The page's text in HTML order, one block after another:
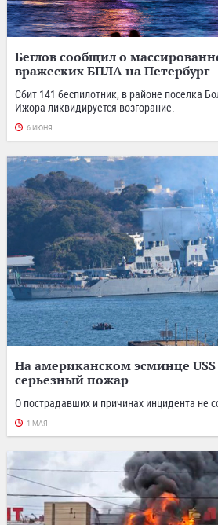
Беглов сообщил о
вражеских БПЛА на Петербург
Сбит 141 беспилотник, в районе поселка
Ижора ликвидируется возгорание.
6 ИЮНЯ
На американском эсминце USS
серьезный пожар
О пострадавших и причинах инцидента не
1 МАЯ